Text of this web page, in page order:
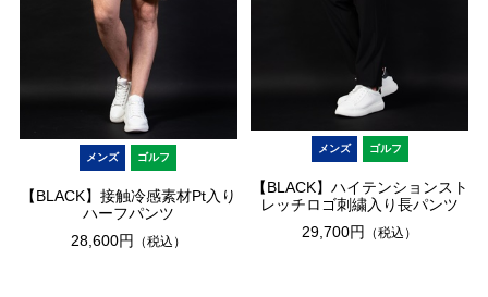
メンズ ゴルフ
【BLACK】接触冷感素材Pt入り
ハーフパンツ
28,600円
（税込）
メンズ ゴルフ
【BLACK】ハイテンションスト
レッチロゴ刺繍入り長パンツ
29,700円
（税込）